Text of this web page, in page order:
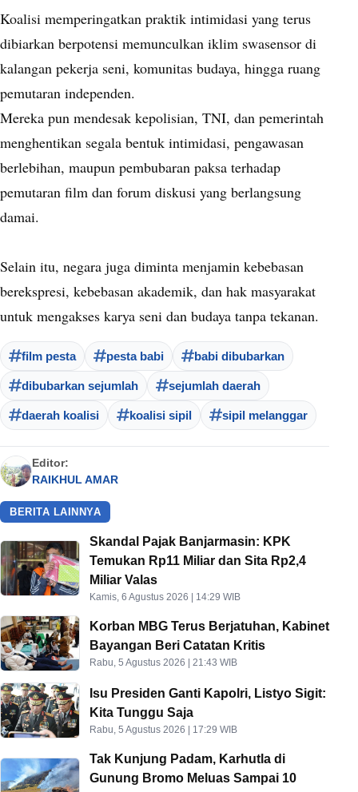
Koalisi memperingatkan praktik intimidasi yang terus
dibiarkan berpotensi memunculkan iklim swasensor di
kalangan pekerja seni, komunitas budaya, hingga ruang
pemutaran independen.
Mereka pun mendesak kepolisian, TNI, dan pemerintah
menghentikan segala bentuk intimidasi, pengawasan
berlebihan, maupun pembubaran paksa terhadap
pemutaran film dan forum diskusi yang berlangsung
damai.
Selain itu, negara juga diminta menjamin kebebasan
berekspresi, kebebasan akademik, dan hak masyarakat
untuk mengakses karya seni dan budaya tanpa tekanan.
film pesta pesta babi babi dibubarkan
dibubarkan sejumlah sejumlah daerah
daerah koalisi koalisi sipil sipil melanggar
Editor:
RAIKHUL AMAR
BERITA LAINNYA
Skandal Pajak Banjarmasin: KPK
Temukan Rp11 Miliar dan Sita Rp2,4
Miliar Valas
Kamis, 6 Agustus 2026 | 14:29 WIB
Korban MBG Terus Berjatuhan, Kabinet
Bayangan Beri Catatan Kritis
Rabu, 5 Agustus 2026 | 21:43 WIB
Isu Presiden Ganti Kapolri, Listyo Sigit:
Kita Tunggu Saja
Rabu, 5 Agustus 2026 | 17:29 WIB
Tak Kunjung Padam, Karhutla di
Gunung Bromo Meluas Sampai 10